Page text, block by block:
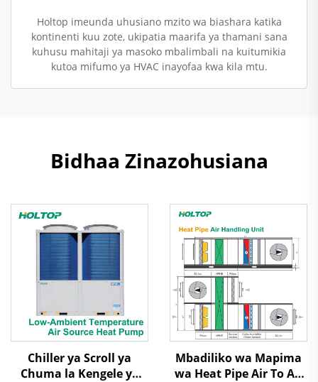
Holtop imeunda uhusiano mzito wa biashara katika
kontinenti kuu zote, ukipatia maarifa ya thamani sana
kuhusu mahitaji ya masoko mbalimbali na kuitumikia
kutoa mifumo ya HVAC inayofaa kwa kila mtu.
Bidhaa Zinazohusiana
Chiller ya Scroll ya
Chuma la Kengele ya
Mbadiliko wa Mapima
wa Heat Pipe Air To Air